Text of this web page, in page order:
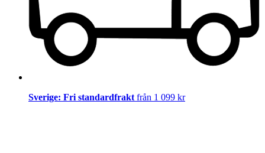
Sverige: Fri standardfrakt från 1 099 kr